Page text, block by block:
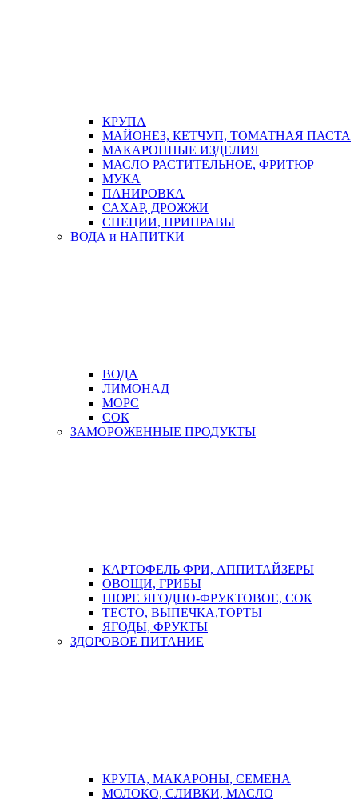
КРУПА
МАЙОНЕЗ, КЕТЧУП, ТОМАТНАЯ ПАСТА
МАКАРОННЫЕ ИЗДЕЛИЯ
МАСЛО РАСТИТЕЛЬНОЕ, ФРИТЮР
МУКА
ПАНИРОВКА
САХАР, ДРОЖЖИ
СПЕЦИИ, ПРИПРАВЫ
ВОДА и НАПИТКИ
ВОДА
ЛИМОНАД
МОРС
СОК
ЗАМОРОЖЕННЫЕ ПРОДУКТЫ
КАРТОФЕЛЬ ФРИ, АППИТАЙЗЕРЫ
ОВОЩИ, ГРИБЫ
ПЮРЕ ЯГОДНО-ФРУКТОВОЕ, СОК
ТЕСТО, ВЫПЕЧКА,ТОРТЫ
ЯГОДЫ, ФРУКТЫ
ЗДОРОВОЕ ПИТАНИЕ
КРУПА, МАКАРОНЫ, СЕМЕНА
МОЛОКО, СЛИВКИ, МАСЛО